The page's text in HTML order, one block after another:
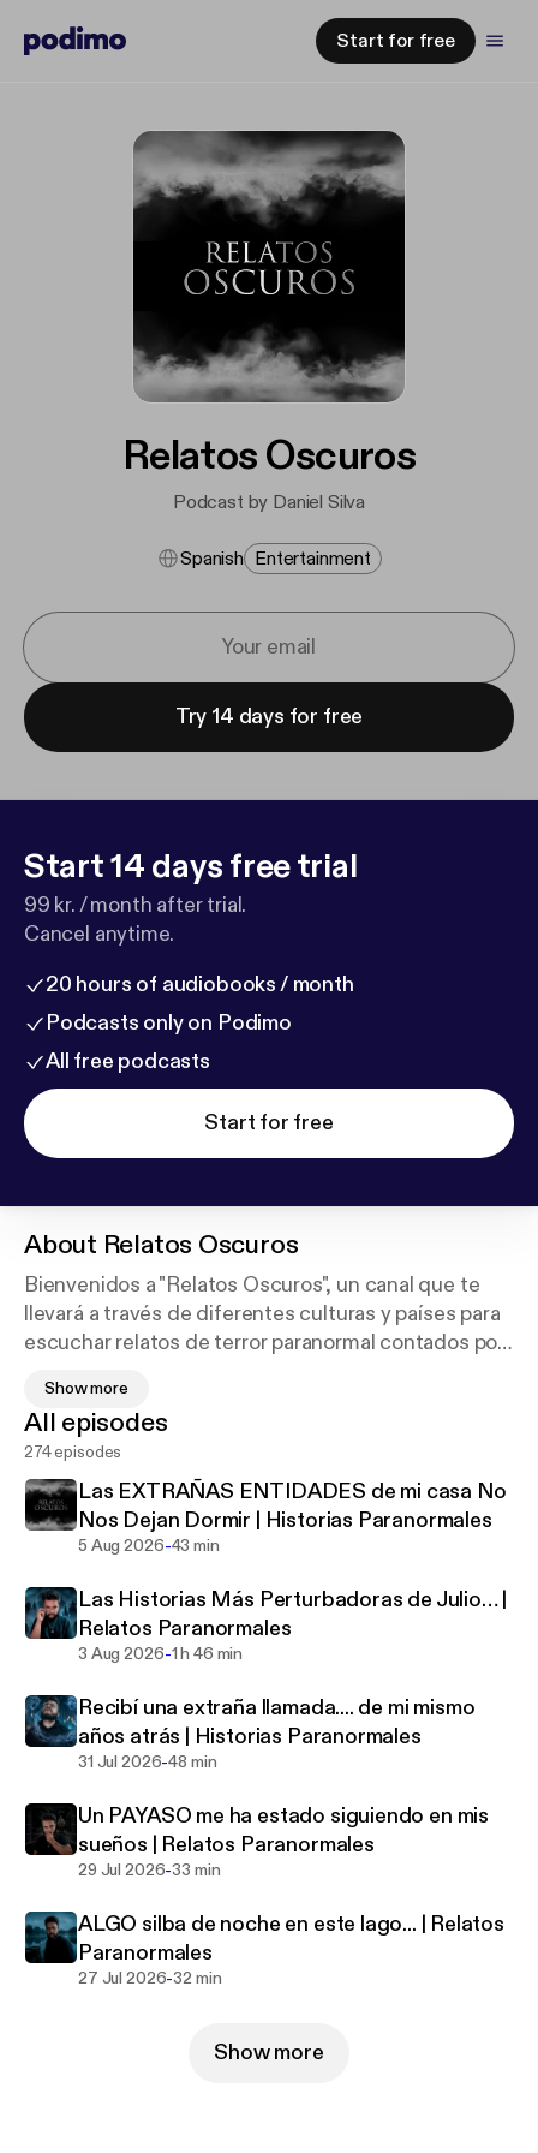
Start for free
Relatos Oscuros
Podcast by Daniel Silva
Spanish Entertainment
Try 14 days for free
Start 14 days free trial
99 kr. / month after trial.
Cancel anytime.
20 hours of audiobooks / month
Podcasts only on Podimo
All free podcasts
Start for free
About Relatos Oscuros
Bienvenidos a "Relatos Oscuros", un canal que te
llevará a través de diferentes culturas y países para
escuchar relatos de terror paranormal contados por
sobrenaturales que ocurren alrededor del mundo y
prepárate para sentir escalofríos con cada historia
que escuches.
Show more
All episodes
274 episodes
Las EXTRAÑAS ENTIDADES de mi casa No
Nos Dejan Dormir | Historias Paranormales
5 Aug 2026-43 min
Las Historias Más Perturbadoras de Julio… |
Relatos Paranormales
3 Aug 2026-1 h 46 min
Recibí una extraña llamada.... de mi mismo
años atrás | Historias Paranormales
31 Jul 2026-48 min
Un PAYASO me ha estado siguiendo en mis
sueños | Relatos Paranormales
29 Jul 2026-33 min
ALGO silba de noche en este lago... | Relatos
Paranormales
27 Jul 2026-32 min
Show more